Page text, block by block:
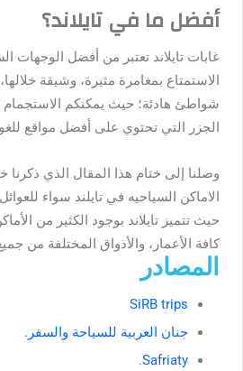
أفضل ما في تايلاند؟
غابات تايلاند تعتبر من أفضل الوجهات
الاستمتاع بمغامرة مثيرة، وشيقة خلالها،
شواطئ هادئة؛ حيث يمكنكم الاستجمام
الجزر التي تحتوي على أفضل مواقع
وصلنا إلى ختام هذا المقال الذي ذكرنا
الاماكن السياحيه في تايلند سواء
حيث تتميز تايلاند بوجود الكثير من
كافة الأعمار، والأذواق المختلفة من
المصادر
SiRB trips
جنان العربية للسياحة والسفر.
Safriaty
.